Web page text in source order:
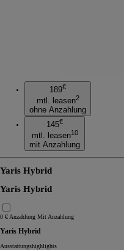
189€
mtl. leasen2
ohne Anzahlung
145€
mtl. leasen10
mit Anzahlung
Yaris Hybrid
Yaris Hybrid
0 € Anzahlung Mit Anzahlung
Yaris Hybrid
Ausstattungshighlights